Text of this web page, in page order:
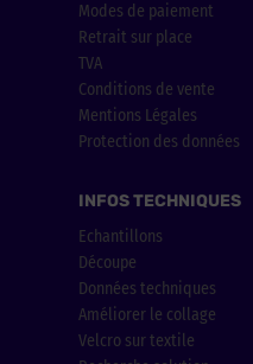
Modes de paiement
Retrait sur place
TVA
Conditions de vente
Mentions Légales
Protection des données
INFOS TECHNIQUES
Echantillons
Découpe
Données techniques
Améliorer le collage
Velcro sur textile